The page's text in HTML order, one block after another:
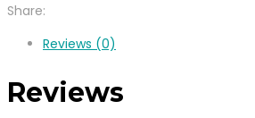
Share:
Reviews (0)
Reviews